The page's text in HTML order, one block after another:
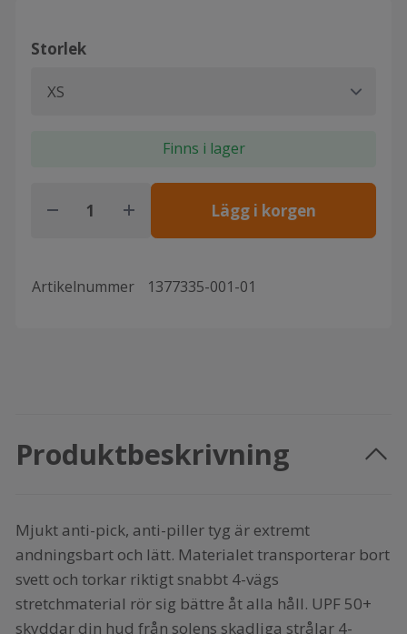
Storlek
Finns i lager
Lägg i korgen
Artikelnummer 1377335-001-01
Produktbeskrivning
Mjukt anti-pick, anti-piller tyg är extremt
andningsbart och lätt. Materialet transporterar bort
svett och torkar riktigt snabbt 4-vägs
stretchmaterial rör sig bättre åt alla håll. UPF 50+
skyddar din hud från solens skadliga strålar 4-